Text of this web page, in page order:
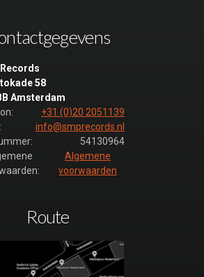
58
Amsterdam
+31 (0)20 2051139
info@smprecords.nl
54130964
Algemene
voorwaarden
Route